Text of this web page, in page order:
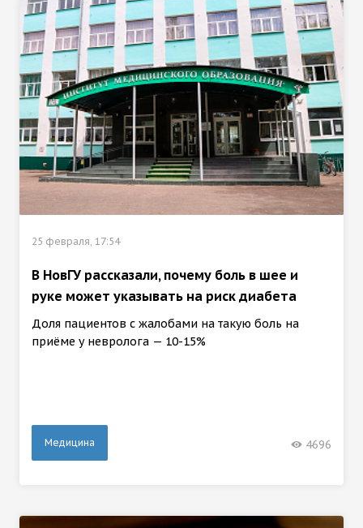
25 февраля, 17:54
В НовГУ рассказали, почему боль в шее и
руке может указывать на риск диабета
Доля пациентов с жалобами на такую боль на
приёме у невролога — 10-15%
Медицина 4696